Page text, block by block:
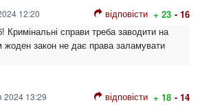
12:20 відповісти + 23 - 16
Кримінальні справи треба заводити на
закон не дає права заламувати
2024 13:29 відповісти + 18 - 14